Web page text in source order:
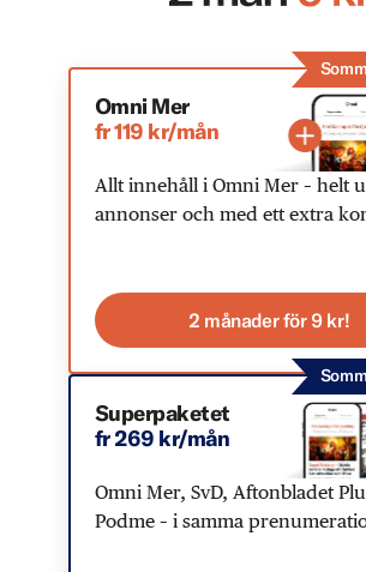
Omni Mer
fr 119 kr/mån
Allt innehåll i Omni Mer – helt
annonser och med ett extra
2 månader för 9 kr!
Superpaketet
fr 269 kr/mån
Omni Mer, SvD, Aftonbladet
Podme – i samma